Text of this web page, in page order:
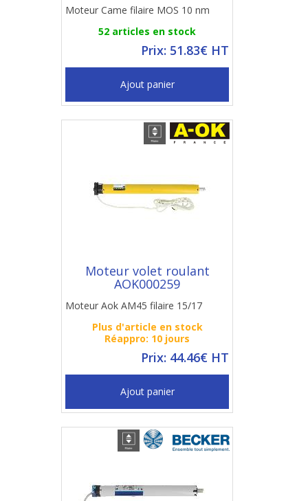
Moteur Came filaire MOS 10 nm
52 articles en stock
Prix: 51.83€ HT
Ajout panier
Moteur volet roulant
AOK000259
Moteur Aok AM45 filaire 15/17
Plus d'article en stock
Réappro: 10 jours
Prix: 44.46€ HT
Ajout panier